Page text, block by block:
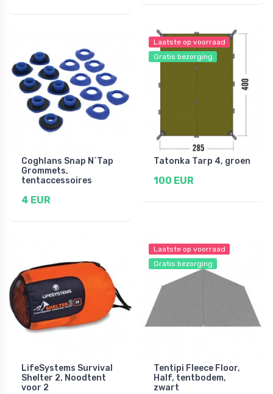
Coghlans Snap N´Tap
Grommets,
tentaccessoires
4 EUR
Laatste op voorraad
Gratis bezorging
Tatonka Tarp 4, groen
100 EUR
LifeSystems Survival
Shelter 2, Noodtent
voor 2
Laatste op voorraad
Gratis bezorging
Tentipi Fleece Floor,
Half, tentbodem,
zwart